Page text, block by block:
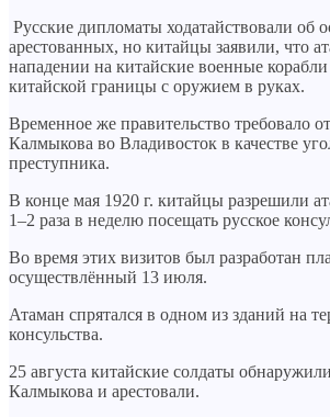
Русские дипломаты ходатайствовали об
арестованных, но китайцы заявили, что
нападении на китайские военные
китайской границы с оружием в руках.
Временное же правительство требовало
Калмыкова во Владивосток в качестве
преступника.
В конце мая 1920 г. китайцы разрешили
1–2 раза в неделю посещать русское
Во время этих визитов был разработан
осуществлённый 13 июля.
Атаман спрятался в одном из зданий на
консульства.
25 августа китайские солдаты
Калмыкова и арестовали.